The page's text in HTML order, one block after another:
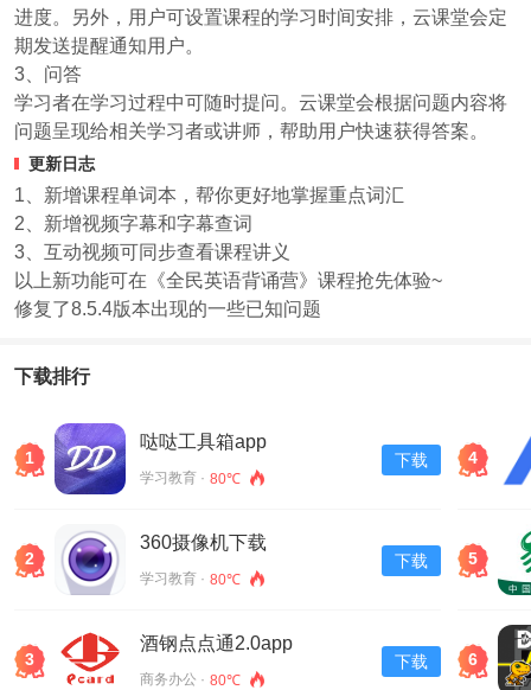
进度。另外，用户可设置课程的学习时间安排，云课堂会定
期发送提醒通知用户。
3、问答
学习者在学习过程中可随时提问。云课堂会根据问题内容将
问题呈现给相关学习者或讲师，帮助用户快速获得答案。
更新日志
1、新增课程单词本，帮你更好地掌握重点词汇
2、新增视频字幕和字幕查词
3、互动视频可同步查看课程讲义
以上新功能可在《全民英语背诵营》课程抢先体验~
修复了8.5.4版本出现的一些已知问题
下载排行
1
哒哒工具箱app
学习教育 · 80℃
下载
2
360摄像机下载
学习教育 · 80℃
下载
3
酒钢点点通2.0app
商务办公 · 80℃
下载
4
5
6